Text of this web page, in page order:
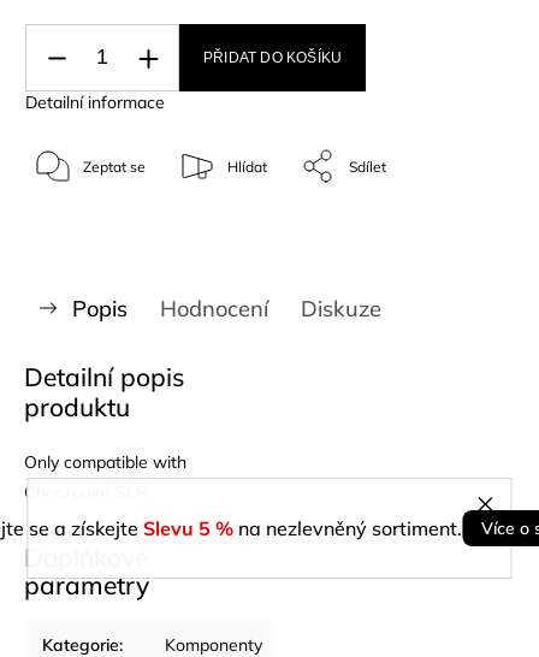
se a získejte Slevu 5 % na nezlevněný sortiment. Více o
PŘIDAT DO KOŠÍKU
Detailní informace
Zeptat se Hlídat Sdílet
Popis Hodnocení Diskuze
Detailní popis
produktu
Only compatible with
Checkpoint SLR
Doplňkové
parametry
Kategorie: Komponenty